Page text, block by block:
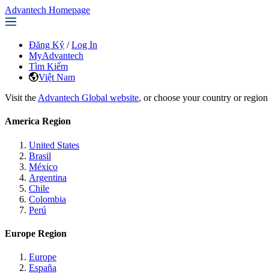
Advantech Homepage
Đăng Ký / Log In
MyAdvantech
Tìm Kiếm
Việt Nam
Visit the Advantech Global website, or choose your country or
America Region
United States
Brasil
México
Argentina
Chile
Colombia
Perú
Europe Region
Europe
España